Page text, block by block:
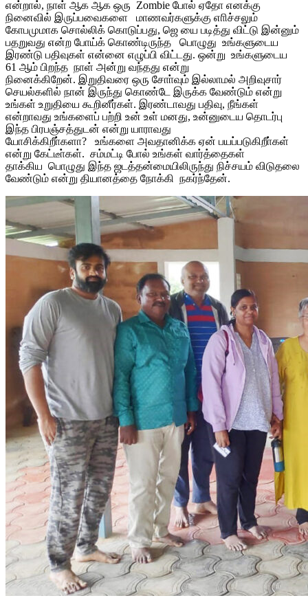
என்றால், நாள் ஆக ஆக ஒரு Zombie போல் ஏதோ எனக்கு
நினைவில் இருப்பவைகளை மாணவர்களுக்கு எாிச்சலும்
கோபமுமாக சொல்லிக் கொடுப்பது, ஜெ யை படித்து விட்டு இன்னும்
பதறுவது என்ற போய்க் கொண்டிருந்த பொழுது உங்களுடைய
இரண்டு பதிவுகள் என்னை எழுப்பி விட்டது. ஒன்று உங்களுடைய
61 ஆம் பிறந்த நாள் அன்று வந்தது என்று
நினைக்கிறேன். இறுதிவரை ஒரு சோா்வும் இல்லாமல் அறிவுசார்
செயல்களில் நான் இருந்து கொண்டே இருக்க வேண்டும் என்று
உங்கள் உறுதியை கூறினீர்கள். இரண்டாவது பதிவு, நீங்கள்
என்றாவது உங்களைப் பற்றி உன் உள் மனது, உன்னுடைய தொடர்பு
இந்த பிரபஞ்சத்துடன் என்று யாராவது
யோசிக்கிறீா்களா? உங்களை அவதானிக்க ஏன் பயப்படுகிறீா்கள்
என்று கேட்டீா்கள். சம்மட்டி போல் உங்கள் வார்த்தைகள்
தாக்கிய பொழுது இந்த ஜடத்தன்மையிலிருந்து நிச்சயம் விடுதலை
வேண்டும் என்று தியானத்தை நோக்கி நகர்ந்தேன்.